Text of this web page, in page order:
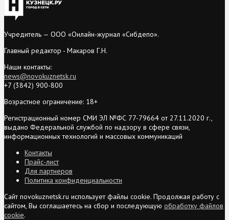
Учредитель — ООО «Онлайн-журнал «Сибдепо».
Главный редактор - Макаров Г.Н.
Наши контакты:
news@novokuznetsk.ru
+7 (3842) 900-800
Возрастное ограничение: 18+
Регистрационный номер СМИ ЭЛ №ФС 77-79664 от 27.11.2020 г.,
выдано Федеральной службой по надзору в сфере связи,
информационных технологий и массовых коммуникаций
Контакты
Прайс-лист
Для партнеров
Политика конфиденциальности
Сайт novokuznetsk.ru использует файлы cookie. Продолжая работу с
сайтом, Вы соглашаетесь на сбор и последующую обработку файлов
cookie.